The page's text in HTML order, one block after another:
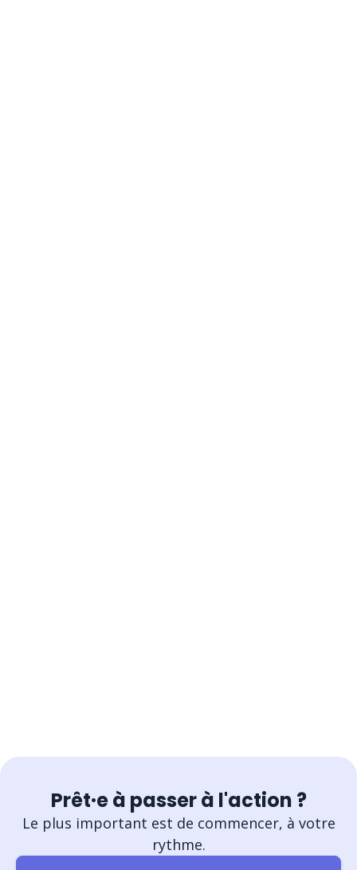
Prêt·e à passer à l'action ?
Le plus important est de commencer, à votre
rythme.